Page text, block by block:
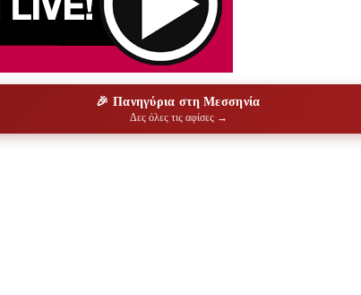
🎉 Πανηγύρια στη Μεσσηνία
Δες όλες τις αφίσες →